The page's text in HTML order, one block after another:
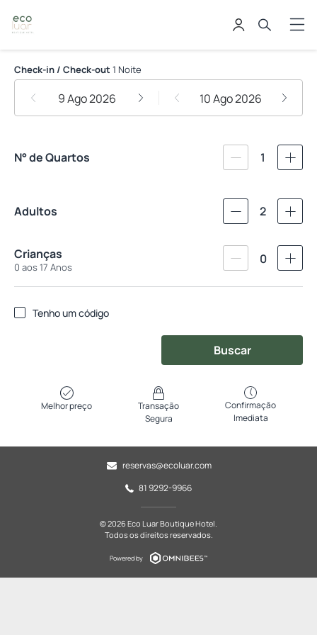
Eco Luar Boutique Hotel
Check-in / Check-out 1 Noite
9 Ago 2026 10 Ago 2026
N° de Quartos 1
Adultos 2
Crianças
0 aos 17 Anos
0
Tenho um código
Buscar
Melhor preço
Transação
Segura
Confirmação
Imediata
reservas@ecoluar.com
81 9292-9966
© 2026 Eco Luar Boutique Hotel.
Todos os direitos reservados.
Powered by